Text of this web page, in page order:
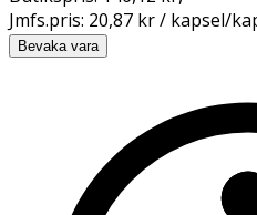
Jmfs.pris: 20,87 kr / kapsel/
Bevaka vara